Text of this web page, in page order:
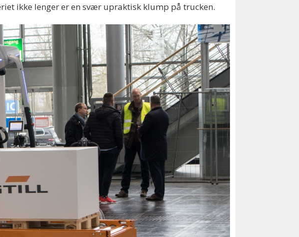
ikke lenger er en svær upraktisk klump på trucken.